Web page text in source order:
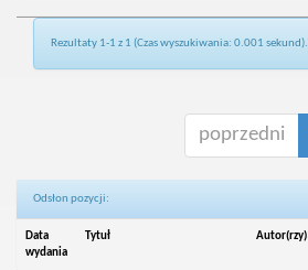
Rezultaty 1-1 z 1 (Czas wyszukiwania: 0.001 sekund).
poprzedni
Odsłon pozycji:
Data
wydania
Tytuł Autor(rzy)